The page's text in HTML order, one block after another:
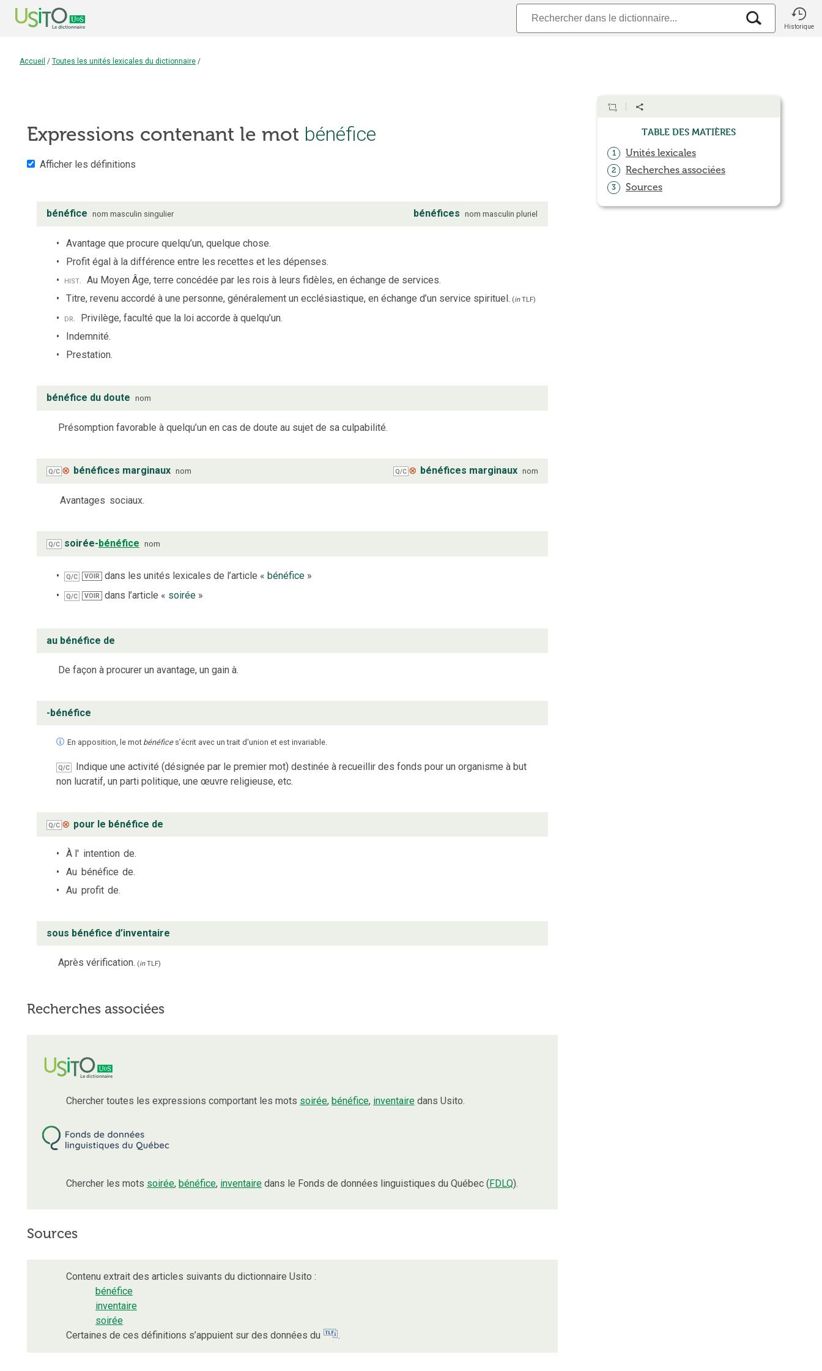
Historique
Accueil / Toutes les unités lexicales du dictionnaire /
Expressions contenant le mot bénéfice
Afficher les définitions
bénéfice nom masculin singulier bénéfices nom masculin pluriel
Avantage que procure quelqu’un, quelque chose.
Profit égal à la différence entre les recettes et les dépenses.
hist. Au Moyen Âge, terre concédée par les rois à leurs fidèles, en échange de services.
Titre, revenu accordé à une personne, généralement un ecclésiastique, en échange d’un service spirituel. (inTLF)
dr. Privilège, faculté que la loi accorde à quelqu’un.
Indemnité.
Prestation.
bénéfice du doute nom
Présomption favorable à quelqu’un en cas de doute au sujet de sa culpabilité.
Q/C ⊗ bénéfices marginaux nom Q/C ⊗ bénéfices marginaux nom
Avantages sociaux.
Q/C soirée-bénéfice nom
Q/C VOIR dans les unités lexicales de l’article «bénéfice »
Q/C VOIR dans l’article « soirée »
au bénéfice de
De façon à procurer un avantage, un gain à.
-bénéfice
En apposition, le mot bénéfice s’écrit avec un trait d'union et est invariable.
Q/C
Indique une activité (désignée par le premier mot) destinée à recueillir des fonds pour un organisme à but
non lucratif, un parti politique, une œuvre religieuse, etc.
Q/C ⊗ pour le bénéfice de
À l' intention de.
Au bénéfice de.
Au profit de.
sous bénéfice d’inventaire
Après vérification. (inTLF)
Recherches associées
Chercher toutes les expressions comportant les mots soirée, bénéfice, inventaire dans Usito.
Chercher les mots soirée, bénéfice, inventaire dans le Fonds de données linguistiques du Québec (FDLQ).
Sources
Contenu extrait des articles suivants du dictionnaire Usito :
bénéfice
inventaire
soirée
Certaines de ces définitions s’appuient sur des données du
.
Table des matières
1 Unités lexicales
2 Recherches associées
3 Sources